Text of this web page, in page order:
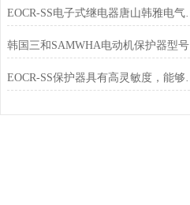
EOCR-SS电
韩
EOCR-SS保